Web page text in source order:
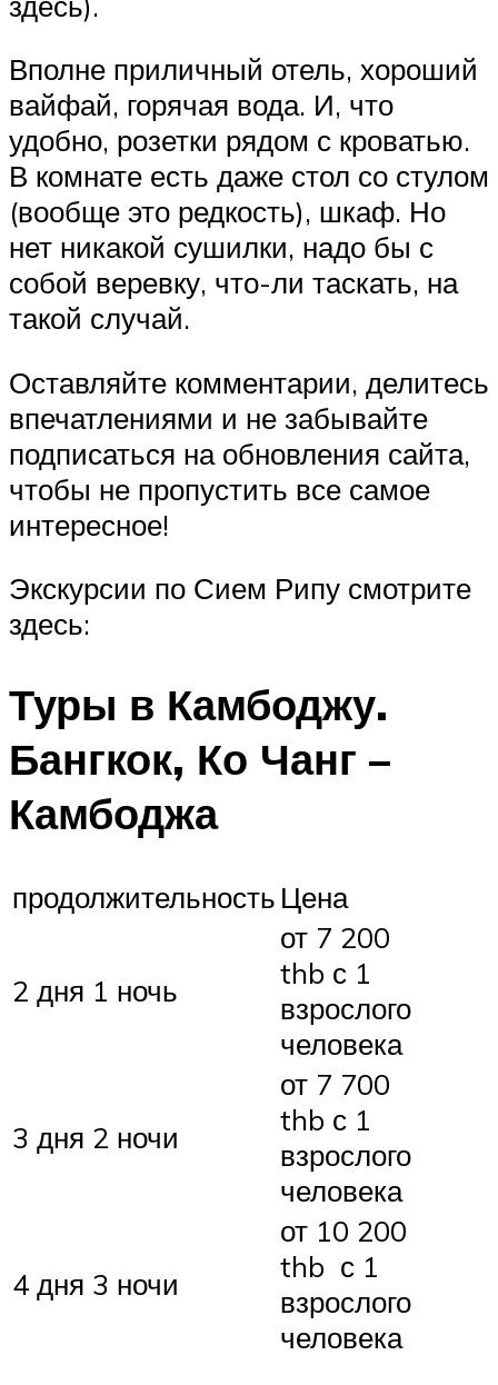
Вполне приличный отель, хороший
вайфай, горячая вода. И, что
удобно, розетки рядом с кроватью.
В комнате есть даже стол со стулом
(вообще это редкость), шкаф. Но
нет никакой сушилки, надо бы с
собой веревку, что-ли таскать, на
такой случай.
Оставляйте комментарии, делитесь
впечатлениями и не забывайте
подписаться на обновления сайта,
чтобы не пропустить все самое
интересное!
Экскурсии по Сием Рипу смотрите
здесь:
Туры в Камбоджу.
Бангкок, Ко Чанг –
Камбоджа
продолжительность Цена
2 дня 1 ночь
от 7 200
thb с 1
взрослого
человека
3 дня 2 ночи
от 7 700
thb с 1
взрослого
человека
4 дня 3 ночи
от 10 200
thb с 1
взрослого
человека